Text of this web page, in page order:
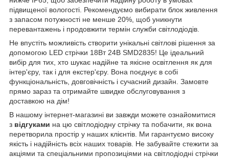
підвищеної вологості. Рекомендуємо вибирати блок живлення
з запасом потужності не менше 20%, щоб уникнути
перевантажень і продовжити термін служби світлодіодів.
Не впустіть можливість створити унікальні світлові рішення за
допомогою LED стрічки 18Вт 24В SMD2835! Це ідеальний
вибір для тих, хто шукає надійне та якісне освітлення як для
інтер'єру, так і для екстер'єру. Вона поєднує в собі
функціональність, довговічність і сучасний дизайн. Замовте
прямо зараз та отримайте швидке обслуговування з
доставкою на дім!
В нашому інтернет-магазині ви завжди можете ознайомитися
з відгуками на цю світлодіодну стрічку та побачити, як вона
перетворила простір у наших клієнтів. Ми гарантуємо високу
якість і надійність всіх наших товарів. Не забувайте стежити за
акціями та спеціальними пропозиціями на світлодіодні стрічки